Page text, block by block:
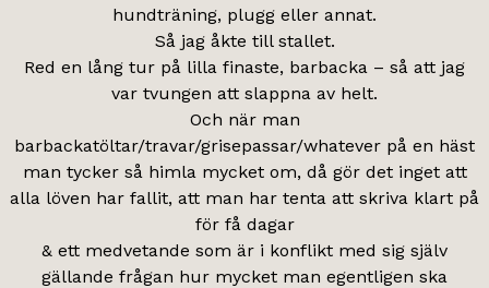
hundträning, plugg eller annat.
Så jag åkte till stallet.
Red en lång tur på lilla finaste, barbacka – så att jag
var tvungen att slappna av helt.
Och när man
barbackatöltar/travar/grisepassar/whatever på en häst
man tycker så himla mycket om, då gör det inget att
alla löven har fallit, att man har tenta att skriva klart på
för få dagar
& ett medvetande som är i konflikt med sig själv
gällande frågan hur mycket man egentligen ska